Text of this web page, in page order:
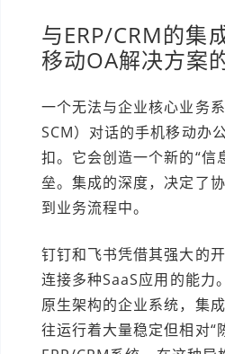
与ERP/CRM的集
移动OA解决方案
一个无法与企业核心业务系
SCM）对话的手机移动办
扣。它会创造一个新的“信
垒。集成的深度，决定了
到业务流程中。
钉钉和飞书凭借其强大的
连接多种SaaS应用的能力
原生架构的企业系统，集
往运行着大量稳定但相对“